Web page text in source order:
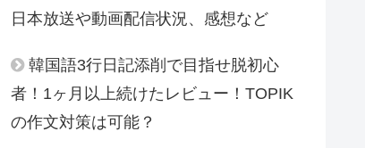
日本放送や動画配信状況、感想など
韓国語3行日記添削で目指せ脱初心
者！1ヶ月以上続けたレビュー！TOPIK
の作文対策は可能？